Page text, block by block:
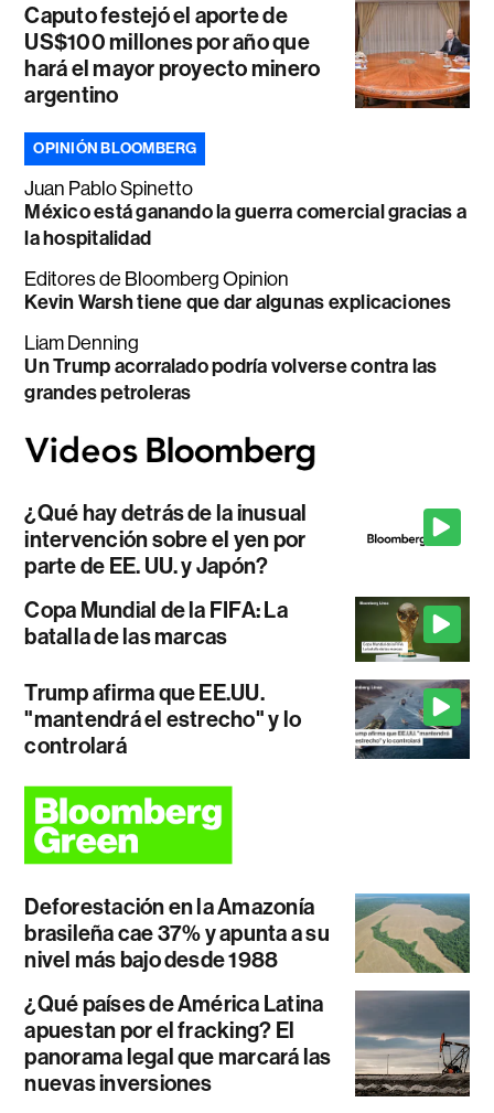
Caputo festejó el aporte de
US$100 millones por año que
hará el mayor proyecto minero
argentino
OPINIÓN BLOOMBERG
Juan Pablo Spinetto
México está ganando la guerra comercial gracias a
la hospitalidad
Editores de Bloomberg Opinion
Kevin Warsh tiene que dar algunas explicaciones
Liam Denning
Un Trump acorralado podría volverse contra las
grandes petroleras
¿Qué hay detrás de la inusual
intervención sobre el yen por
parte de EE. UU. y Japón?
Copa Mundial de la FIFA: La
batalla de las marcas
Trump afirma que EE.UU.
"mantendrá el estrecho" y lo
controlará
Deforestación en la Amazonía
brasileña cae 37% y apunta a su
nivel más bajo desde 1988
¿Qué países de América Latina
apuestan por el fracking? El
panorama legal que marcará las
nuevas inversiones